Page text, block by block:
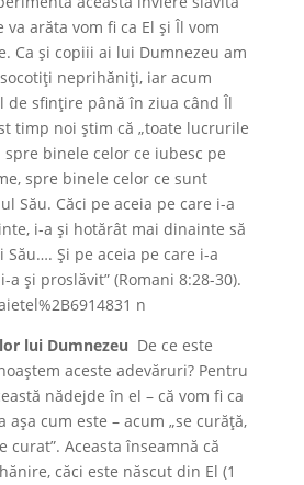
va arăta vom fi ca El și Îl vom
Ca și copiii ai lui Dumnezeu am
neprihăniți, iar acum
de sfințire până în ziua când Îl
timp noi știm că „toate lucrurile
binele celor ce iubesc pe
spre binele celor ce sunt
Său. Căci pe aceia pe care i-a
i-a și hotărât mai dinainte să
Său…. Și pe aceia pe care i-a
și proslăvit” (Romani 8:28-30).
lui Dumnezeu De ce este
aceste adevăruri? Pentru
nădejde în el – că vom fi ca
așa cum este – acum „se curăță,
curat”. Aceasta înseamnă că
căci este născut din El (1